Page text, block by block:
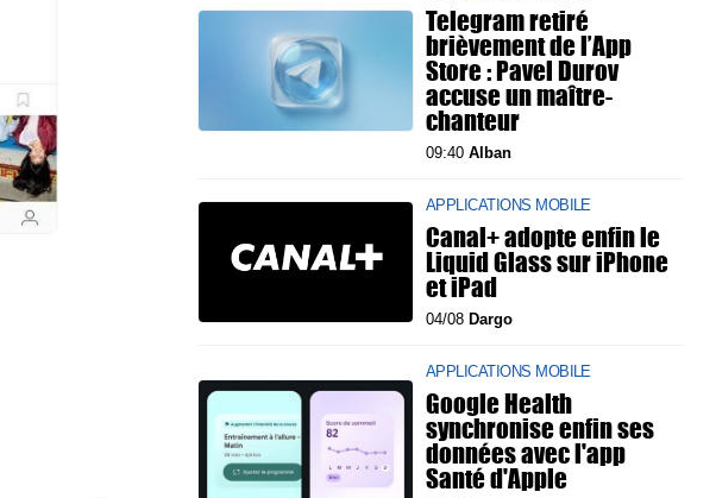
Telegram retiré
brièvement de l’App
Store : Pavel Durov
accuse un maître-
chanteur
09:40 Alban
APPLICATIONS MOBILE
Canal+ adopte enfin le
Liquid Glass sur iPhone
et iPad
04/08 Dargo
APPLICATIONS MOBILE
Google Health
synchronise enfin ses
données avec l'app
Santé d'Apple